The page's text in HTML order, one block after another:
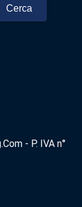
- P. IVA n°